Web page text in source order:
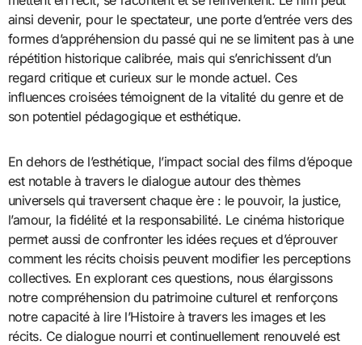
ainsi devenir, pour le spectateur, une porte d’entrée vers des
formes d’appréhension du passé qui ne se limitent pas à une
répétition historique calibrée, mais qui s’enrichissent d’un
regard critique et curieux sur le monde actuel. Ces
influences croisées témoignent de la vitalité du genre et de
son potentiel pédagogique et esthétique.
En dehors de l’esthétique, l’impact social des films d’époque
est notable à travers le dialogue autour des thèmes
universels qui traversent chaque ère : le pouvoir, la justice,
l’amour, la fidélité et la responsabilité. Le cinéma historique
permet aussi de confronter les idées reçues et d’éprouver
comment les récits choisis peuvent modifier les perceptions
collectives. En explorant ces questions, nous élargissons
notre compréhension du patrimoine culturel et renforçons
notre capacité à lire l’Histoire à travers les images et les
récits. Ce dialogue nourri et continuellement renouvelé est